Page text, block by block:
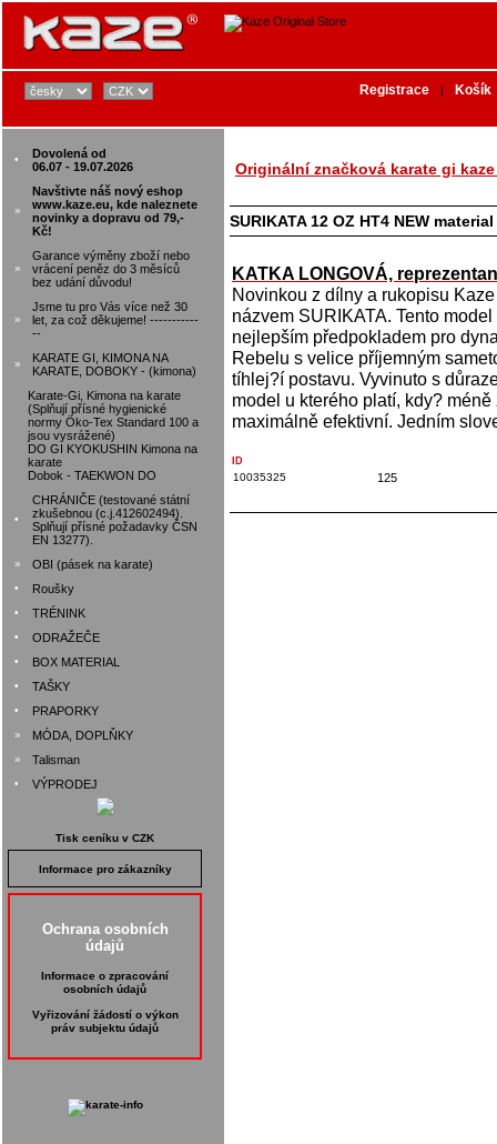
•
Dovolená od
06.07 - 19.07.2026
»
Navštivte náš nový eshop
www.kaze.eu, kde naleznete
novinky a dopravu od 79,-
Kč!
»
Garance výměny zboží nebo
vrácení peněz do 3 měsíců
bez udání důvodu!
»
Jsme tu pro Vás více než 30
let, za což děkujeme! -----------
--
»
KARATE GI, KIMONA NA
KARATE, DOBOKY - (kimona)
Karate-Gi, Kimona na karate
(Splňují přísné hygienické
normy Öko-Tex Standard 100 a
jsou vysrážené)
DO GI KYOKUSHIN Kimona na
karate
Dobok - TAEKWON DO
•
CHRÁNIČE (testované státní
zkušebnou (c.j.412602494).
Splňují přísné požadavky ČSN
EN 13277).
» OBI (pásek na karate)
• Roušky
• TRÉNINK
• ODRAŽEČE
• BOX MATERIAL
• TAŠKY
• PRAPORKY
» MÓDA, DOPLŇKY
» Talisman
• VÝPRODEJ
Tisk ceníku v CZK
Informace pro zákazníky
Ochrana osobních
údajů
Informace o zpracování
osobních údajů
Vyřizování žádostí o výkon
práv subjektu údajů
Registrace | Košík
Originální značková karate gi kaze
SURIKATA 12 OZ HT4 NEW
KATKA LONGOVÁ,
Novinkou z dílny a rukopisu
názvem SURIKATA. Tento
nejlepším předpokladem pro
Rebelu s velice příjemným
tíhlej?í postavu. Vyvinuto s
model u kterého platí, kdy?
maximálně efektivní. Jedním
ID
10035325 125